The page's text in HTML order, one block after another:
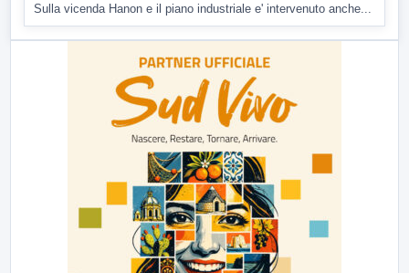
Sulla vicenda Hanon e il piano industriale e' intervenuto anche...